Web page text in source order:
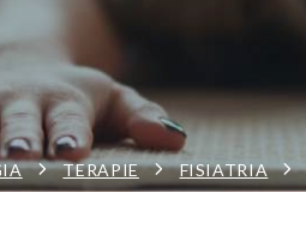
TERAPIE FISIATRIA